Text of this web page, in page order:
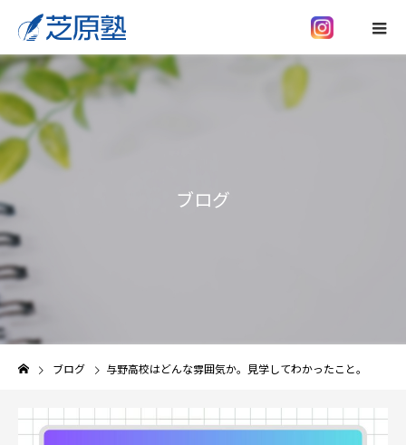
ブログ
ブログ 与野高校はどんな雰囲気か。見学してわかったこと。